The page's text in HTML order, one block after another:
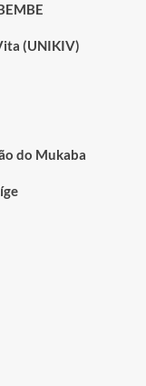
(UNIKIV)
do Mukaba